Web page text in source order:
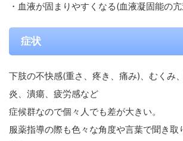
・血液が固まりやすくなる(血液凝固能の
症状
下肢の不快感(重さ、疼き、痛み)、むくみ
炎、潰瘍、疲労感など
症候群なので個々人でも差が大きい。
服薬指導の際も色々な角度や言葉で聞き取